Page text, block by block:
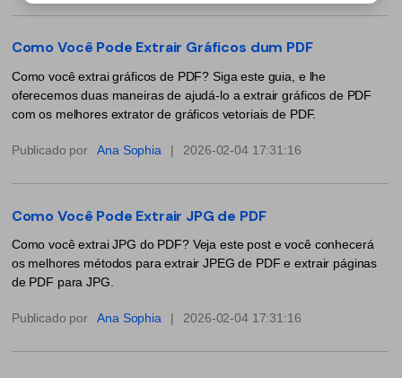
Reescrever PDF com IA
Explicar PDF com IA
Conversar com Documento
Gerador de imagens com IA
Vídeos Tutoriais
Central de Downloads
Como Você Pode Extrair Gráficos dum PDF
Como você extrai gráficos de PDF? Siga este guia, e lhe
oferecemos duas maneiras de ajudá-lo a extrair gráficos de PDF
com os melhores extrator de gráficos vetoriais de PDF.
Publicado por Ana Sophia | 2026-02-04 17:31:16
Como Você Pode Extrair JPG de PDF
Como você extrai JPG do PDF? Veja este post e você conhecerá
os melhores métodos para extrair JPEG de PDF e extrair páginas
de PDF para JPG.
Publicado por Ana Sophia | 2026-02-04 17:31:16